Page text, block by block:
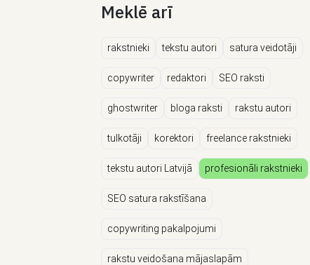
Meklē arī
rakstnieki tekstu autori satura veidotāji
copywriter redaktori SEO raksti
ghostwriter bloga raksti rakstu autori
tulkotāji korektori freelance rakstnieki
tekstu autori Latvijā profesionāli rakstnieki
SEO satura rakstīšana
copywriting pakalpojumi
rakstu veidošana mājaslapām